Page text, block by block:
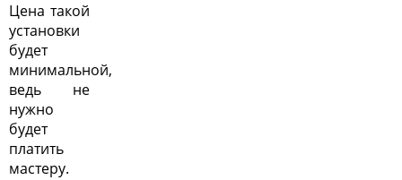
Цена такой
установки
будет
минимальной,
ведь не
нужно
будет
платить
мастеру.